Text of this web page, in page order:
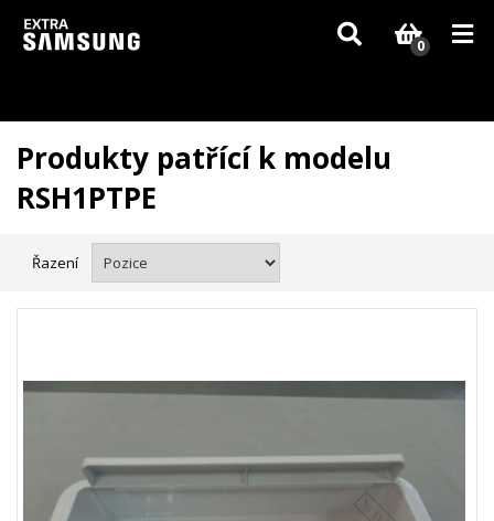
Vzhledem k aktuální situaci se může dodání dílů, které nejsou skladem,
zpozdit. Děkujeme za pochopení.
0
Produkty patřící k modelu
RSH1PTPE
Řazení